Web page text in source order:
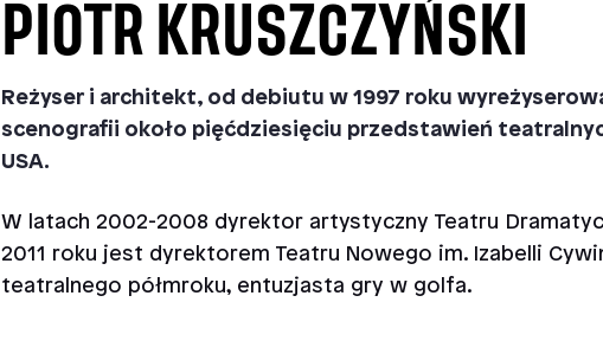
PIOTR KRUSZCZYŃSKI
Reżyser i architekt, od debiutu w 1997 roku
scenografii około pięćdziesięciu przedstawień
USA.
W latach 2002-2008 dyrektor artystyczny Teatru
2011 roku jest dyrektorem Teatru Nowego im. Izabelli
teatralnego półmroku, entuzjasta gry w golfa.